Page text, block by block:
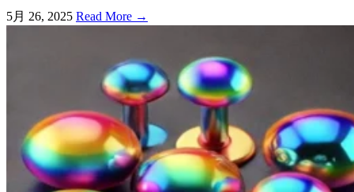
5月 26, 2025 Read More →